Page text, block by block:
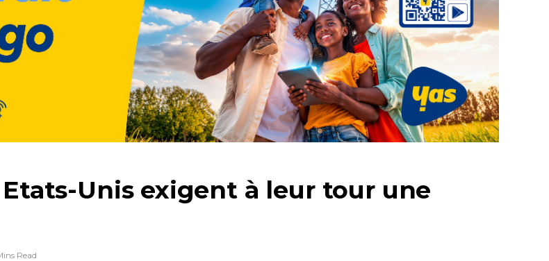
Unis exigent à leur tour une
Read